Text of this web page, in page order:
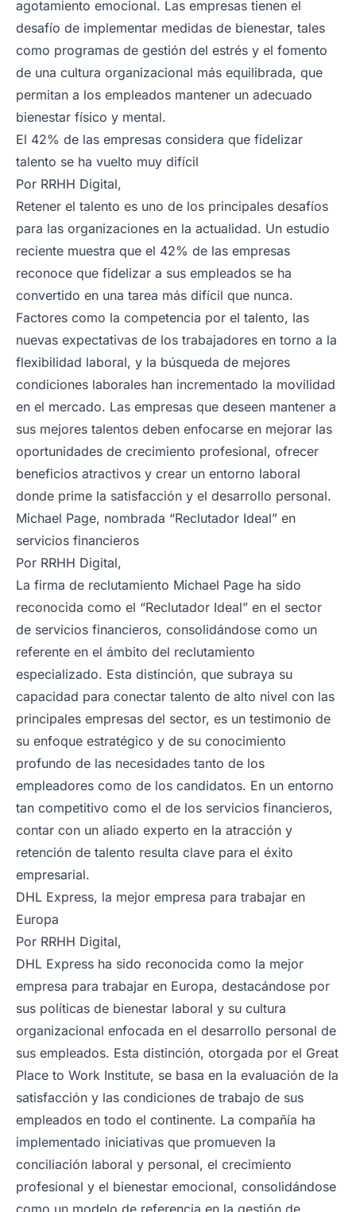
agotamiento emocional. Las empresas tienen el
desafío de implementar medidas de bienestar, tales
como programas de gestión del estrés y el fomento
de una cultura organizacional más equilibrada, que
permitan a los empleados mantener un adecuado
bienestar físico y mental.
El 42% de las empresas considera que fidelizar
talento se ha vuelto muy difícil
Por RRHH Digital,
Retener el talento es uno de los principales desafíos
para las organizaciones en la actualidad. Un estudio
reciente muestra que el 42% de las empresas
reconoce que fidelizar a sus empleados se ha
convertido en una tarea más difícil que nunca.
Factores como la competencia por el talento, las
nuevas expectativas de los trabajadores en torno a la
flexibilidad laboral, y la búsqueda de mejores
condiciones laborales han incrementado la movilidad
en el mercado. Las empresas que deseen mantener a
sus mejores talentos deben enfocarse en mejorar las
oportunidades de crecimiento profesional, ofrecer
beneficios atractivos y crear un entorno laboral
donde prime la satisfacción y el desarrollo personal.
Michael Page, nombrada “Reclutador Ideal” en
servicios financieros
Por RRHH Digital,
La firma de reclutamiento Michael Page ha sido
reconocida como el “Reclutador Ideal” en el sector
de servicios financieros, consolidándose como un
referente en el ámbito del reclutamiento
especializado. Esta distinción, que subraya su
capacidad para conectar talento de alto nivel con las
principales empresas del sector, es un testimonio de
su enfoque estratégico y de su conocimiento
profundo de las necesidades tanto de los
empleadores como de los candidatos. En un entorno
tan competitivo como el de los servicios financieros,
contar con un aliado experto en la atracción y
retención de talento resulta clave para el éxito
empresarial.
DHL Express, la mejor empresa para trabajar en
Europa
Por RRHH Digital,
DHL Express ha sido reconocida como la mejor
empresa para trabajar en Europa, destacándose por
sus políticas de bienestar laboral y su cultura
organizacional enfocada en el desarrollo personal de
sus empleados. Esta distinción, otorgada por el Great
Place to Work Institute, se basa en la evaluación de la
satisfacción y las condiciones de trabajo de sus
empleados en todo el continente. La compañía ha
implementado iniciativas que promueven la
conciliación laboral y personal, el crecimiento
profesional y el bienestar emocional, consolidándose
como un modelo de referencia en la gestión de